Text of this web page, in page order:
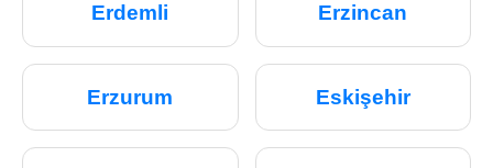
Erdemli Erzincan
Erzurum Eskişehir